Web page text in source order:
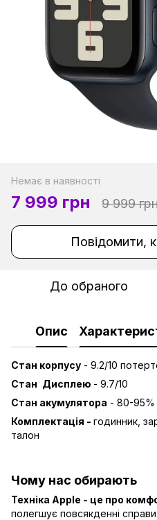
Немає в наявності
7 999 грн 9 999
Повідомити,
До обраного
Опис
Стан корпусу - 9.2/10
Стан Дисплею - 9.7/10
Стан акумулятора - 80-95%
Комплектація - годинник,
талон
Чому нас обирають
Техніка Apple - це про
полегшує повсякденні